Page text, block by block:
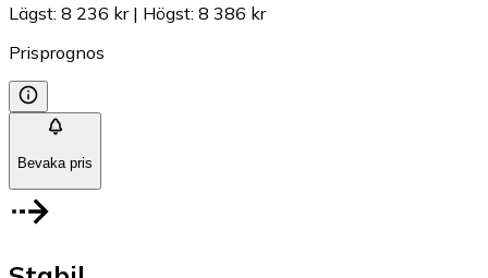
Lägst: 8 236 kr| Högst: 8 386 kr
Prisprognos
Bevaka pris